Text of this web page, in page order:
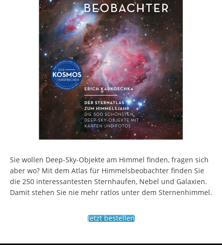
Sie wollen Deep-Sky-Objekte am Himmel finden, fragen sich
aber wo? Mit dem Atlas für Himmelsbeobachter finden Sie
die 250 interessantesten Sternhaufen, Nebel und Galaxien.
Damit stehen Sie nie mehr ratlos unter dem Sternenhimmel.
Jetzt bestellen